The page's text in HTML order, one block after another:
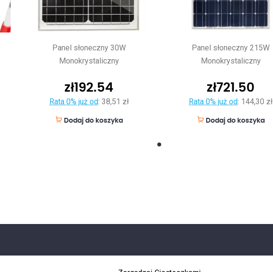
Panel słoneczny 30W
Monokrystaliczny
zł192.54
Rata 0% już od: 38,51 zł
Dodaj do koszyka
Panel słoneczny 215W
Monokrystaliczny
zł721.50
Rata 0% już od: 144,30 zł
Dodaj do koszyka